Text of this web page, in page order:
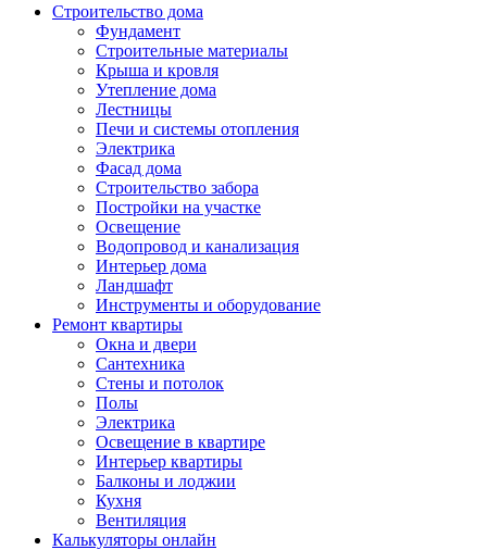
Строительство дома
Фундамент
Строительные материалы
Крыша и кровля
Утепление дома
Лестницы
Печи и системы отопления
Электрика
Фасад дома
Строительство забора
Постройки на участке
Освещение
Водопровод и канализация
Интерьер дома
Ландшафт
Инструменты и оборудование
Ремонт квартиры
Окна и двери
Сантехника
Стены и потолок
Полы
Электрика
Освещение в квартире
Интерьер квартиры
Балконы и лоджии
Кухня
Вентиляция
Калькуляторы онлайн